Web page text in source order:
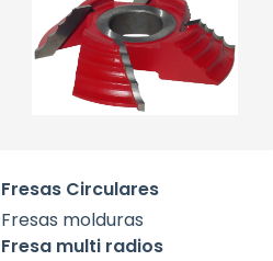
Fresas Circulares
Fresas molduras
Fresa multi radios